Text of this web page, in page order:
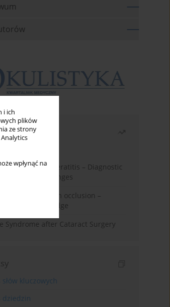
i ich
plików
ze strony
wpłynąć na
czytane
Simplex Virus Keratitis – Diagnostic
Challenges
of retinal vein occlusion –
state of knowledge
Syndrome after Cataract Surgery
słów kluczowych
dziedzin